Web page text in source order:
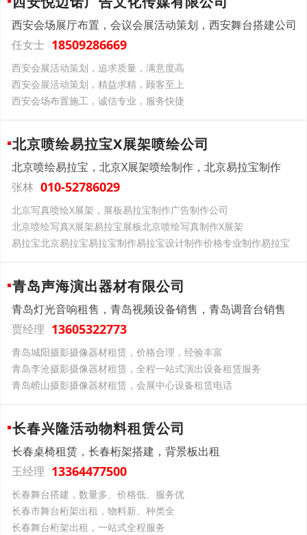
西安会场展厅布置，会议会展活动策划，西安舞台搭建公司
任女士 18509286669
西安会展活动策划，追求质量，满意度高
西安会展活动策划，精益求精，顾客至上
西安会场布置施工，诚信专业，服务快捷
北京喷绘易拉宝X展架喷绘公司
北京喷绘易拉宝，北京X展架喷绘制作，北京易拉宝制作
张林 010-52786029
北京写真喷绘X展架，展板易拉宝制作广告制作公司
北京喷绘写真X展架易拉宝展板北京喷绘写真制作X展架
易拉宝北京易拉宝易拉宝制作易拉宝设计制作价格专业制作易拉宝
青岛声海演出器材有限公司
青岛灯光音响租售，青岛视频设备销售，青岛调音台销售
贾经理 13605322773
青岛城阳摄影摄像器材租赁，价格合理，经验丰富
青岛李沧摄影摄像器材租赁，全程一站式演出设备租赁服务
青岛崂山摄影摄像器材租赁，会展中心设备租赁电话
长春兴隆活动物料租赁公司
长春桌椅租赁，长春桁架搭建，背景板出租
王经理 13364477500
长春舞台搭建，数量多、价格低、服务优
长春市舞台桁架出租，物料新、种类全
长春舞台桁架出租，一站式全程服务